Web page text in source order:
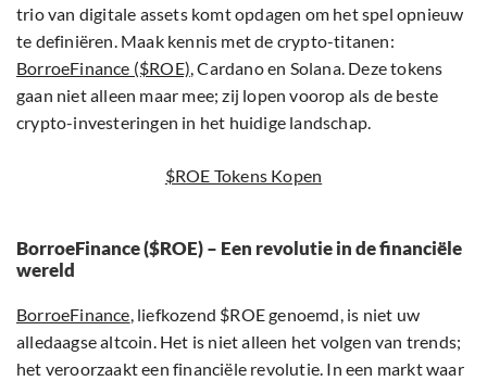
trio van digitale assets komt opdagen om het spel opnieuw
te definiëren. Maak kennis met de crypto-titanen:
BorroeFinance ($ROE), Cardano en Solana. Deze tokens
gaan niet alleen maar mee; zij lopen voorop als de beste
crypto-investeringen in het huidige landschap.
$ROE Tokens Kopen
BorroeFinance ($ROE) – Een revolutie in de financiële
wereld
BorroeFinance, liefkozend $ROE genoemd, is niet uw
alledaagse altcoin. Het is niet alleen het volgen van trends;
het veroorzaakt een financiële revolutie. In een markt waar